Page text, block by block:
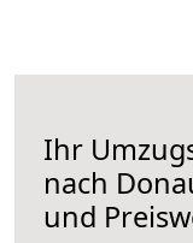
Ihr
nach
und